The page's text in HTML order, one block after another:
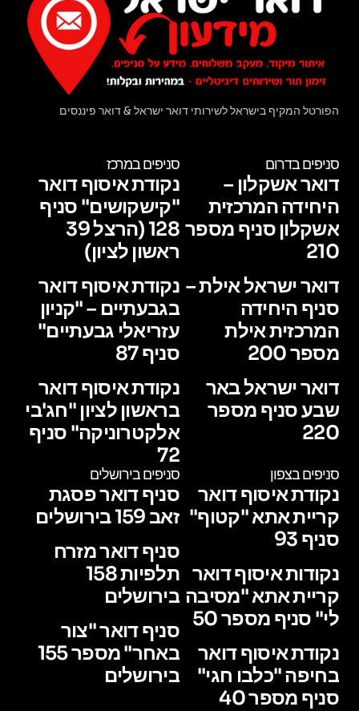
הפורטל המקיף בישראל לשירותי דואר ישראל & דואר פיננסים
סניפים בדרום
דואר אשקלון –
היחידה המרכזית
אשקלון סניף מספר
210
דואר ישראל אילת –
סניף היחידה
המרכזית אילת
מספר 200
דואר ישראל באר
שבע סניף מספר
220
סניפים במרכז
נקודת איסוף דואר
"קישקושים" סניף
128 (הרצל 39
ראשון לציון)
נקודת איסוף דואר
בגבעתיים – "קניון
עזריאלי גבעתיים"
סניף 87
נקודת איסוף דואר
בראשון לציון "חג'בי
אלקטרוניקה" סניף
72
סניפים בצפון
נקודת איסוף דואר
קריית אתא "קטוף"
סניף 93
נקודות איסוף דואר
קריית אתא "מסיבה
לי" סניף מספר 50
נקודת איסוף דואר
בחיפה "כלבו חגי"
סניף מספר 40
סניפים בירושלים
סניף דואר פסגת
זאב 159 בירושלים
סניף דואר מזרח
תלפיות 158
בירושלים
סניף דואר "צור
באחר" מספר 155
בירושלים